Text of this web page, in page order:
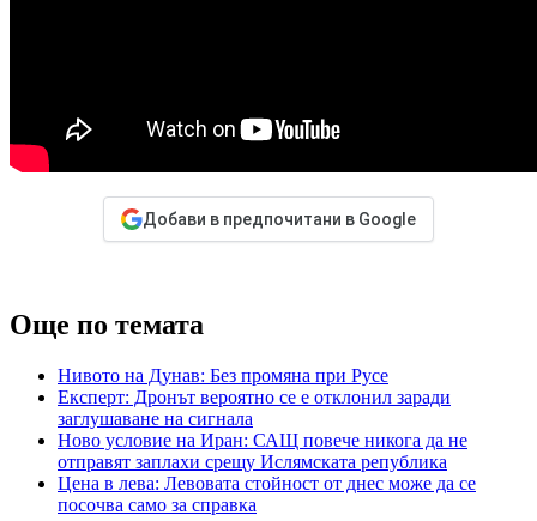
Добави в предпочитани в Google
Още по темата
Нивото на Дунав: Без промяна при Русе
Експерт: Дронът вероятно се е отклонил заради
заглушаване на сигнала
Ново условие на Иран: САЩ повече никога да не
отправят заплахи срещу Ислямската република
Цена в лева: Левовата стойност от днес може да се
посочва само за справка